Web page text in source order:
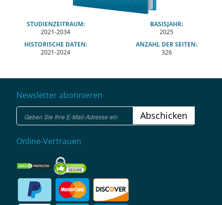
STUDIENZEITRAUM:
2021-2034
BASISJAHR:
2025
HISTORISCHE DATEN:
2021-2024
ANZAHL DER SEITEN:
326
Newsletter abonnieren
Abschicken
Online-Vertrauen